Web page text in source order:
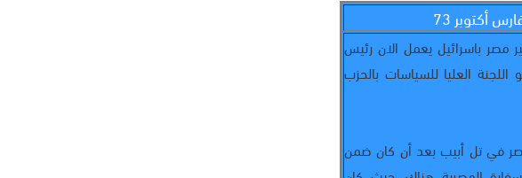
أكتوبر 73
باسرائيل يعمل الان رئيس
العليا للسياسات بالحزب
في تل أبيب بعد أن كان ضمن